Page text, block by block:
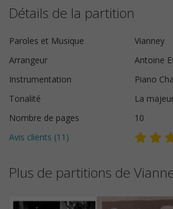
Détails de la partition
Paroles et Musique
Vianney
Arrangeur
Antoine
Instrumentation
Piano
Tonalité
La
Nombre de pages
10
Avis clients (11 )
Plus de partitions de